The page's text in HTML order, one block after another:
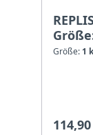
Größe: 1